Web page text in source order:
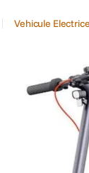
trepied
peak design
canon sx740
Vehicule Electrice